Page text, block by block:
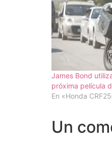
James Bond
próxima película
En «Honda
Un